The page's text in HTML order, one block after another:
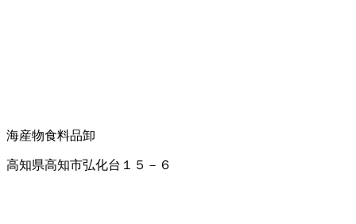
海産物食料品卸
高知県高知市弘化台１５－６